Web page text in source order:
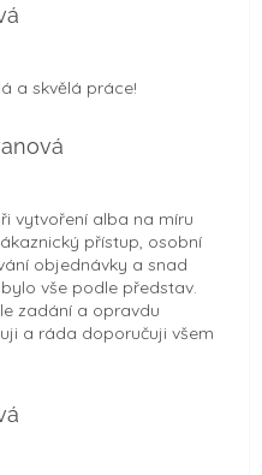
je 5 z 5 hvězdiček.
a skvělá práce!
je 5 z 5 hvězdiček.
vytvoření alba na míru
přístup, osobní
objednávky a snad
vše podle představ.
zadání a opravdu
a ráda doporučuji všem
je 5 z 5 hvězdiček.